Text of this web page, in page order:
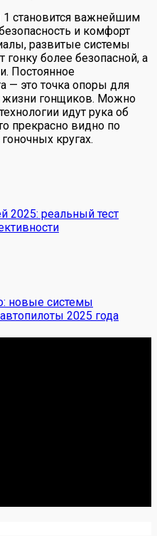
становится важнейшим
и комфорт
развитые системы
более безопасной, а
Постоянное
— это точка опоры для
жизни гонщиков. Можно
идут рука об
прекрасно видно по
кругах.
2025: реальный тест
новые системы
2025 года